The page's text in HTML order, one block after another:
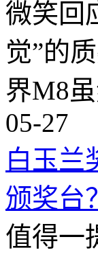
微笑回
觉”的
界M8
05-27
白玉兰
颁奖台？
值得一